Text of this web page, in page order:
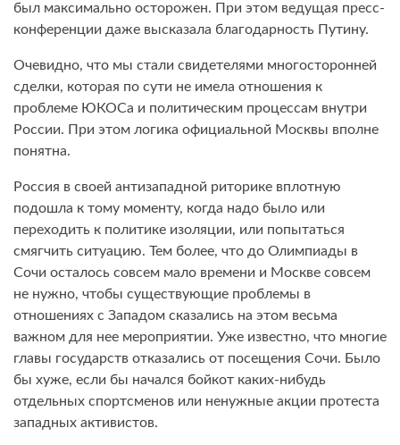
был максимально осторожен. При этом ведущая пресс-
конференции даже высказала благодарность Путину.
Очевидно, что мы стали свидетелями многосторонней
сделки, которая по сути не имела отношения к
проблеме ЮКОСа и политическим процессам внутри
России. При этом логика официальной Москвы вполне
понятна.
Россия в своей антизападной риторике вплотную
подошла к тому моменту, когда надо было или
переходить к политике изоляции, или попытаться
смягчить ситуацию. Тем более, что до Олимпиады в
Сочи осталось совсем мало времени и Москве совсем
не нужно, чтобы существующие проблемы в
отношениях с Западом сказались на этом весьма
важном для нее мероприятии. Уже известно, что многие
главы государств отказались от посещения Сочи. Было
бы хуже, если бы начался бойкот каких-нибудь
отдельных спортсменов или ненужные акции протеста
западных активистов.